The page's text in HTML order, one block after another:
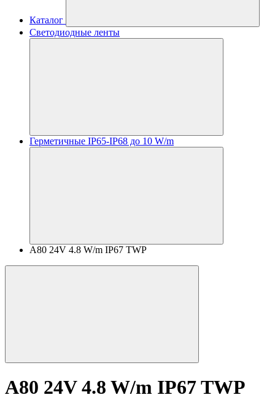
Каталог
Светодиодные ленты
Герметичные IP65-IP68 до 10 W/m
A80 24V 4.8 W/m IP67 TWP
A80 24V 4.8 W/m IP67 TWP